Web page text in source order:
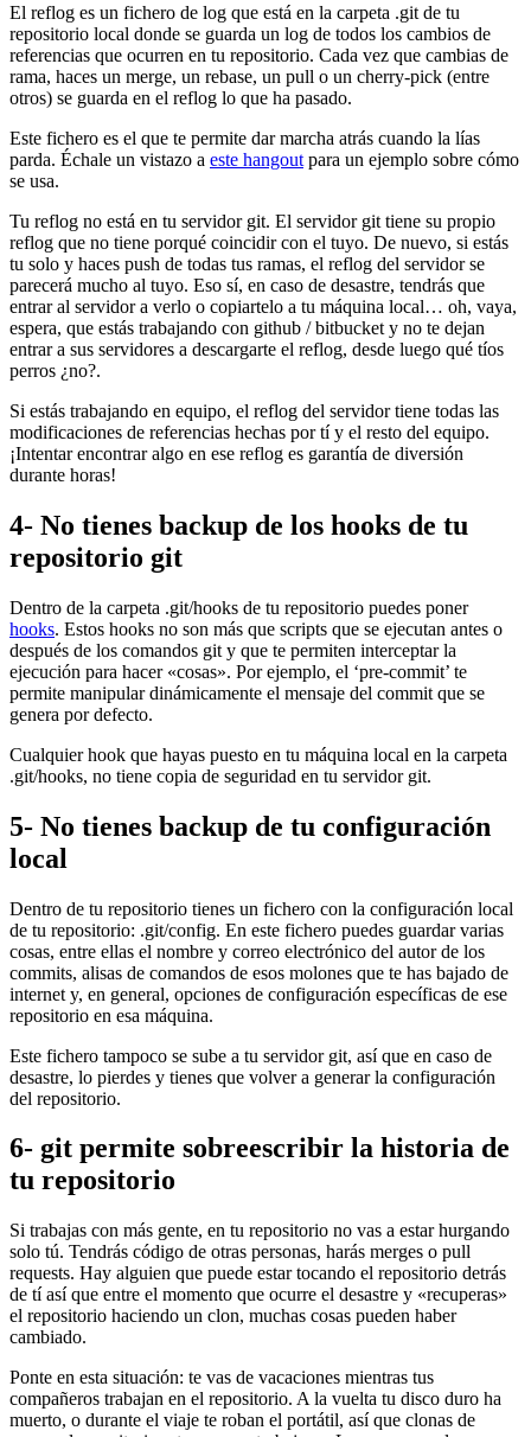
El reflog es un fichero de log que está en la carpeta .git de tu
repositorio local donde se guarda un log de todos los cambios de
referencias que ocurren en tu repositorio. Cada vez que cambias de
rama, haces un merge, un rebase, un pull o un cherry-pick (entre
otros) se guarda en el reflog lo que ha pasado.
Este fichero es el que te permite dar marcha atrás cuando la lías
parda. Échale un vistazo a este hangout para un ejemplo sobre cómo
se usa.
Tu reflog no está en tu servidor git. El servidor git tiene su propio
reflog que no tiene porqué coincidir con el tuyo. De nuevo, si estás
tu solo y haces push de todas tus ramas, el reflog del servidor se
parecerá mucho al tuyo. Eso sí, en caso de desastre, tendrás que
entrar al servidor a verlo o copiartelo a tu máquina local… oh, vaya,
espera, que estás trabajando con github / bitbucket y no te dejan
entrar a sus servidores a descargarte el reflog, desde luego qué tíos
perros ¿no?.
Si estás trabajando en equipo, el reflog del servidor tiene todas las
modificaciones de referencias hechas por tí y el resto del equipo.
¡Intentar encontrar algo en ese reflog es garantía de diversión
durante horas!
4- No tienes backup de los hooks de tu
repositorio git
Dentro de la carpeta .git/hooks de tu repositorio puedes poner
hooks. Estos hooks no son más que scripts que se ejecutan antes o
después de los comandos git y que te permiten interceptar la
ejecución para hacer «cosas». Por ejemplo, el ‘pre-commit’ te
permite manipular dinámicamente el mensaje del commit que se
genera por defecto.
Cualquier hook que hayas puesto en tu máquina local en la carpeta
.git/hooks, no tiene copia de seguridad en tu servidor git.
5- No tienes backup de tu configuración
local
Dentro de tu repositorio tienes un fichero con la configuración local
de tu repositorio: .git/config. En este fichero puedes guardar varias
cosas, entre ellas el nombre y correo electrónico del autor de los
commits, alisas de comandos de esos molones que te has bajado de
internet y, en general, opciones de configuración específicas de ese
repositorio en esa máquina.
Este fichero tampoco se sube a tu servidor git, así que en caso de
desastre, lo pierdes y tienes que volver a generar la configuración
del repositorio.
6- git permite sobreescribir la historia de
tu repositorio
Si trabajas con más gente, en tu repositorio no vas a estar hurgando
solo tú. Tendrás código de otras personas, harás merges o pull
requests. Hay alguien que puede estar tocando el repositorio detrás
de tí así que entre el momento que ocurre el desastre y «recuperas»
el repositorio haciendo un clon, muchas cosas pueden haber
cambiado.
Ponte en esta situación: te vas de vacaciones mientras tus
compañeros trabajan en el repositorio. A la vuelta tu disco duro ha
muerto, o durante el viaje te roban el portátil, así que clonas de